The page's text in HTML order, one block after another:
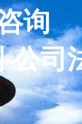
询
公司
FOR